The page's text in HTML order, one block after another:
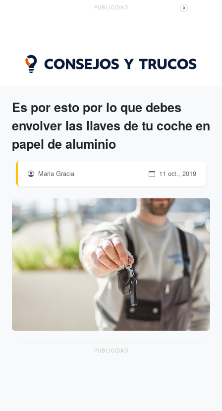
PUBLICIDAD X
Es por esto por lo que debes
envolver las llaves de tu coche en
papel de aluminio
Maria Gracia 11 oct., 2019
PUBLICIDAD